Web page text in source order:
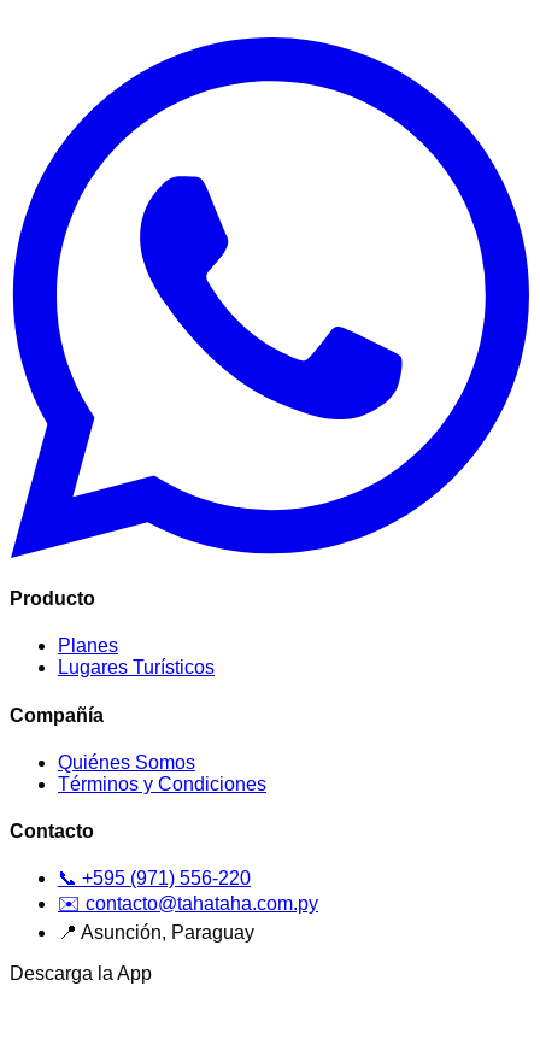
Producto
Planes
Lugares Turísticos
Compañía
Quiénes Somos
Términos y Condiciones
Contacto
📞 +595 (971) 556-220
✉️ contacto@tahataha.com.py
📍 Asunción, Paraguay
Descarga la App